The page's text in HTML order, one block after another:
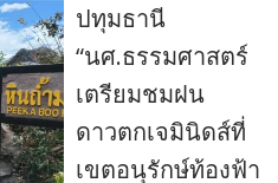
ปทุมธานี
“นศ.ธรรมศาสตร์
เตรียมชมฝน
ดาวตกเจมินิดส์ที่
เขตอนุรักษ์ท้องฟ้า